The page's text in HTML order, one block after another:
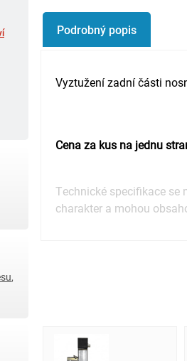
,
Podrobný popis
Vyztužení zadní části
Cena za kus na jednu
Technické specifikace
charakter a mohou